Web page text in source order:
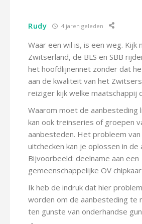
Rudy 4 jaren geleden
Waar een wil is, is een weg. Kijk
Zwitserland, de BLS en SBB
het hoofdlijnennet zonder dat
aan de kwaliteit van het
reiziger kijk welke maatschappij
Waarom moet de aanbesteding
kan ook treinseries of groepen
aanbesteden. Het probleem van
uitchecken kan je oplossen in de
Bijvoorbeeld: deelname aan een
gemeenschappelijke OV
Ik heb de indruk dat hier
worden om de aanbesteding te
ten gunste van onderhandse